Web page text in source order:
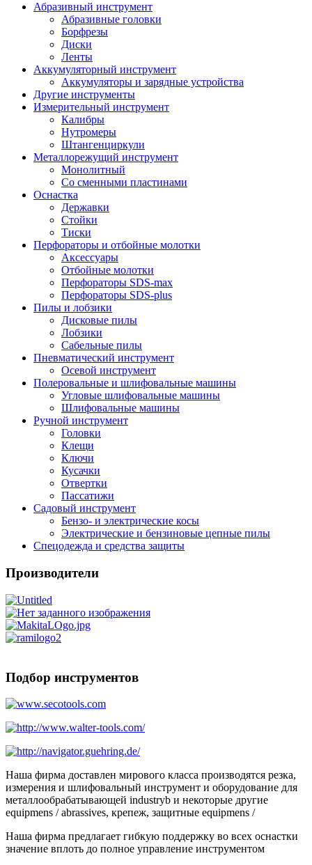
Абразивный инструмент
Абразивные головки
Борфрезы
Диски
Ленты
Аккумуляторный инструмент
Аккумуляторы и зарядные устройства
Другие инструменты
Измерительный инструмент
Калибры
Нутромеры
Штангенциркули
Металлорежущий инструмент
Монолитный
Со сменными пластинами
Оснастка
Державки
Стойки
Тиски
Перфораторы и отбойные молотки
Аксессуары
Отбойные молотки
Перфораторы SDS-max
Перфораторы SDS-plus
Пилы и лобзики
Дисковые пилы
Лобзики
Сабельные пилы
Пневматический инструмент
Осевой инструмент
Полеровальные и шлифовальные машины
Угловые шлифовальные машины
Шлифовальные машины
Ручной инструмент
Головки
Клещи
Ключи
Кусачки
Отвертки
Пассатижи
Садовый инструмент
Бензо- и электрические косы
Электрические и бензиновые цепные пилы
Спецодежда и средства защиты
Производители
Подбор инструментов
Наша фирма доставлен мирового класса производятся резка,
измерения и шлифовальный инструмент и оборудование для
металлообрабатывающей industryb и некоторые другие
equipmens / abrassives, крепеж, защитные equipmens /
Наша фирма предлагает гибкую поддержку во всех оснастки
значение вплоть до полное управление инструментом